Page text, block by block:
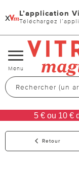
x L’application
Téléchargez
Changer
de
navigation
Menu
5 € ou 10 €
Retour